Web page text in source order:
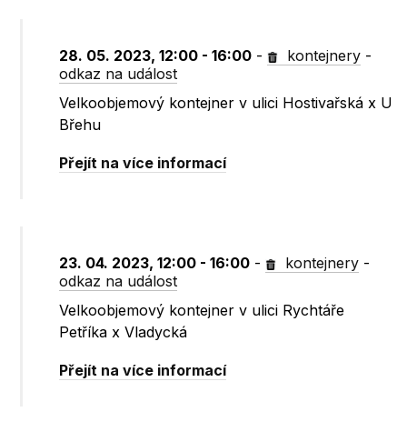
28. 05. 2023, 12:00 - 16:00 - kontejnery -
odkaz na událost
Velkoobjemový kontejner v ulici Hostivařská x U
Břehu
Přejít na více informací
23. 04. 2023, 12:00 - 16:00 - kontejnery -
odkaz na událost
Velkoobjemový kontejner v ulici Rychtáře
Petříka x Vladycká
Přejít na více informací